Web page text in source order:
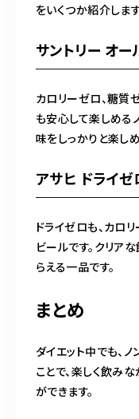
をいくつか紹介します
サントリー オー
カロリーゼロ、糖質
も安心して楽しめる
味をしっかりと楽し
アサヒ ドライゼ
ドライゼロも、カロ
ビールです。クリア
らえる一品です。
まとめ
ダイエット中でも、
ことで、楽しく飲み
ができます。